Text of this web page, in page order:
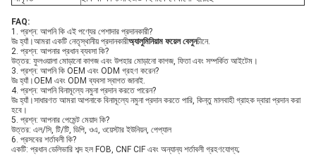
FAQ:
1. প্রশ্ন: আপনি কি এই পণ্যের পেশাদার প্রদানকারী?
উঃ হ্যাঁ।আমরা একটি নেতৃস্থানীয় প্রদানকারীঅ্যালুমিনিয়াম ফয়েল বেলুনচীনে.
2. প্রশ্ন: আপনার প্রধান ব্যবসা কি?
উত্তর: ফুলওয়ালা মোড়ানো কাগজ এবং উপহার মোড়ানো কাগজ, ফিতা এবং সম্পর্কিত আইটেম।
3. প্রশ্ন: আপনি কি OEM এবং ODM গ্রহণ করেন?
উঃ হ্যাঁ।OEM এবং ODM ব্যবসা স্বাগত জানাই.
4. প্রশ্ন: আপনি বিনামূল্যে নমুনা প্রদান করতে পারেন?
উঃ হ্যাঁ।সাধারণত আমরা আপনাকে বিনামূল্যে নমুনা প্রদান করতে পারি, কিন্তু মালবাহী গ্রাহক দ্বারা প্রদান করা
হবে।
5. প্রশ্ন: আপনার পেমেন্ট মেয়াদ কি?
উত্তর: এল/সি, টি/টি, ডিপি, ওএ, ওয়েস্টার ইউনিয়ন, পেপ্যাল
6. প্রসবের শর্তাবলী কি?
একটি: প্রধান ডেলিভারি শব্দ হল FOB, CNF CIF এবং অন্যান্য শর্তাবলী গ্রহণযোগ্য;